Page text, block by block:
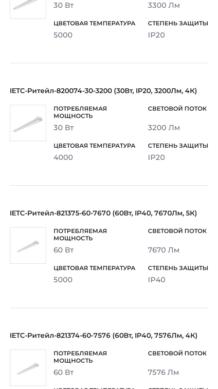
30 Вт 3300 Лм
5000 IP20
IETC-Ритейл-820074-30-3200 (30Вт, IP20, 3200Лм, 4К)
30 Вт 3200 Лм
4000 IP20
IETC-Ритейл-821375-60-7670 (60Вт, IP40, 7670Лм, 5К)
60 Вт 7670 Лм
5000 IP40
IETC-Ритейл-821374-60-7576 (60Вт, IP40, 7576Лм, 4К)
60 Вт 7576 Лм